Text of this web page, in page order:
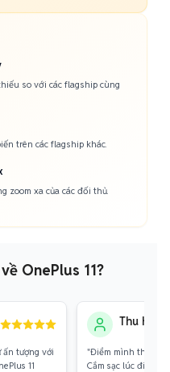
so với các flagship cùng
trên các flagship khác.
zoom xa của các đối thủ.
OnePlus 11?
ấn tượng với
11
Thu Hà
"Điểm mình thích
Cắm sạc lúc đi tắm,